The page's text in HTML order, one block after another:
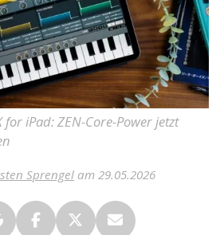
for iPad: ZEN-Core-Power jetzt
Sprengel am 29.05.2026